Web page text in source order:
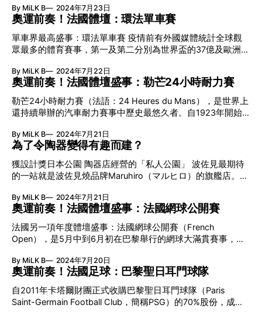
將奧運開幕禮由體育場館移師到戶外開放區域舉行。在法國政
府、巴黎市政府及國際奧委會合作下，今次的夏季奧運開幕禮
將首次跳出主場館，改往巴黎市中心的塞納河（La Seine）舉
行，並且採用前所未見的水上巡遊形式。概念源自將整個巴黎
舞台，盛載著過萬名運動員與演出者由東面的奧斯特利茨橋出
發，在長約6公里的航道途經巴黎聖母院（Notr
健兒們在運動場上拚命競賽，至少令身處現場或在家收看的觀
眾變得同樣熱血、興奮與感動，在這動盪年代發揮激勵人心的
功用。對於巴黎，申辦奧運更基於一份情意結，因為從1900
年開始，巴黎便在奧運歷史上擔任舉足輕重的角色，而兩者的
關係也密不可分。 法國1900年初辦奧運 成史上最混亂的奧運
首屆現代奧林匹克奧運會於1896年在奧運發源地希臘結束
後，希臘國王喬治一世曾建議往後繼續在雅典舉行，然而當時
拜坦（Baron Pierre de Coubertin）認為，奧運屬於世界文化
遺產之一，理應由成員國輪流舉行。另一方面，這位現代奧運
剛好巴黎那時候正籌備1900年的世界博覽會（世博），於是
決定把第2屆現代奧運會鎖定在同一城市舉行。 難與世博同時
兼顧 1900年巴黎奧運淪為笑話？ 翻查歷史，那年奧運是歷屆
之中最混亂，主因是主辦
By MiLK B 2024年7月23日
奧運前奏！法國體壇：環法單車賽
單車界最高盛事：環法單車賽 疫情前有外國媒體統計全球觀
眾最多的體育賽事，第一及第二分別為世界盃的37億及歐洲國
語：Tour de France）。被喻為全球第3大體育盛事的環法，
是著名的年度多階段公路單車運動賽事，每年7月主要在法國
舉行，但也會出入周邊國家（如英國、比利時，還有比鄰的西
班牙庇里牛斯山中及阿爾卑斯山）。 自1903年開始以來，每
年於夏季舉行，每次賽期為3周，平均賽程超過3,500公里。
完整賽程每年不一，但大都是環繞法國一圈。而近年比賽結束
前總是會穿越巴黎市中心的香榭麗舍大道（Avenue des
外，環法單車賽亦號稱是世界上現場觀眾最多的賽事，據多年
前的一個報道，法國便有15000,000名路邊觀眾，而全球就有
里? 單憑能量消耗而言，公路單車賽遠遠高於大多數體育項
目，包括通常所謂的「激烈運動」，如足球，籃球等。能與之
相比的，只有馬拉松、皮划艇及越野滑雪等少數耐力型
By MiLK B 2024年7月22日
奧運前奏！法國體壇盛事：勒芒24小時耐力賽
勒芒24小時耐力賽（法語：24 Heures du Mans），是世界上
還持續舉辦的汽車耐力賽事中歷史最悠久者。自1923年開始
會在法國巴黎西南200公里、人口約20萬的小城市勒芒
（Lemans）舉行。由3位車手組成一個車隊，駕駛一台賽車，
去完成連續24小時的競賽。勒芒24小時耐力賽同時亦與世界
一級方程式錦標賽（F1）及世界汽車拉力錦標賽（WRC）齊
名，並稱為世界最著名和最艱苦的三大汽車賽事。 勒芒24小
時耐力賽：為未來測試 1906年，勒芒城進行了世界上第一場
汽車大獎賽「法國汽車俱樂部大獎賽」。由西部汽車俱樂部
說，那場比賽被認為是汽車運動開始走向發展的重要標誌。
1923年法國賽車界元老級人物Georges Durand、賽車雜誌
及賽車車胎製造商Emile Coquille共同創辦首屆勒芒24小時耐
力賽，
By MiLK B 2024年7月21日
為了令陶器變得有趣而建？
獲設計獎日本公園 陶器店經營的「私人公園」 波佐見最期待
的一站就是波佐見燒品牌Maruhiro（マルヒロ）的旗艦店。
圍。起初誤以為迷路，只好跟著隱約的Hip-Hop音樂而行。走
入公園見到有現場DJ打碟，即聞歌起舞䟴住行入去一看究竟。
原來這是由Maruhiro打造的私人公園「HIROPPA」，為日本建
築師元木大輔的設計事務所DDAA的設計。 地址：長崎県東彼
杵郡波佐見町湯無田郷704-1 獲獎設計「公園」：踩板又玩水
Maruhiro希望在這個陶器小鎮長大的孩子對波佐見燒產生興
趣，可以在公園裡快樂地玩耍。這個私人公園非常有趣，有一
滑板場。這裡種有櫻花、紅葉、奇異果、蘋果等多款植物，一
年四季也可欣賞到不同的風景，在這裡做陶真的太美好了吧。
By MiLK B 2024年7月21日
奧運前奏！法國體壇盛事：法國網球公開賽
法國另一項年度體壇盛事：法國網球公開賽（French
Open），是5月中到6月初在巴黎舉行的網球大滿貫賽事，固
開賽之後，第2個登場的大滿貫系列賽，同時也是網球紅土賽
事裡的至尊榮譽。相較於其他大滿貫賽，法網的最大特色在於
紅土（泥地的一種）上作賽，紅土具有減緩球速、旋轉強烈、
產生高彈跳的特性，直令球員的回擊與反應時間較長。 紅土
By MiLK B 2024年7月20日
奧運前奏！法國足球：巴黎聖日耳門球隊
自2011年卡塔爾財團正式收購巴黎聖日耳門球隊（Paris
Saint-Germain Football Club，簡稱PSG）的70%股份，成為